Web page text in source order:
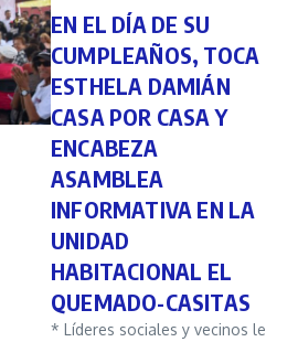
EN EL DÍA DE SU
CUMPLEAÑOS, TOCA
ESTHELA DAMIÁN
CASA POR CASA Y
ENCABEZA
ASAMBLEA
INFORMATIVA EN LA
UNIDAD
HABITACIONAL EL
QUEMADO-CASITAS
* Líderes sociales y vecinos le